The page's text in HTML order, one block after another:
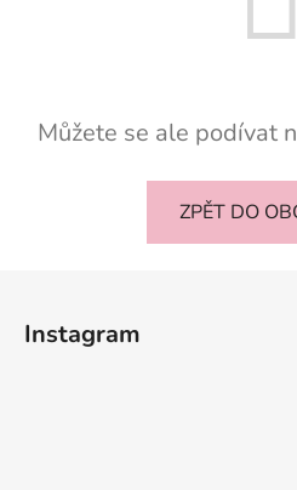
Můžete se ale podívat
ZPĚT DO
Instagram